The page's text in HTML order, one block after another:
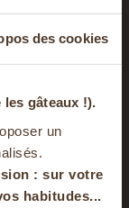
des cookies
gâteaux !).
un
: sur votre
habitudes...